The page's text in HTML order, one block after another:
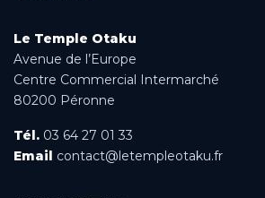
Le Temple Otaku
Avenue de l’Europe
Centre Commercial Intermarché
80200 Péronne
Tél. 03 64 27 01 33
Email contact@letempleotaku.fr